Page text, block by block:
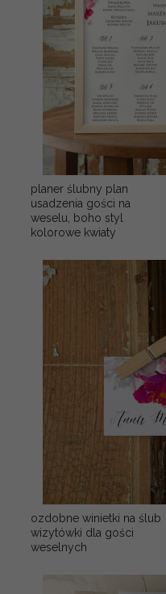
planer ślubny plan
usadzenia gości na
weselu, boho styl
kolorowe kwiaty
ozdobne winietki na ślub
wizytówki dla gości
weselnych